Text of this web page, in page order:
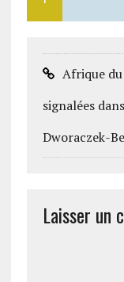
Afrique du
signalées
Dworaczek-
Laisser un